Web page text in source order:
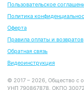
Пользовательское
Политика
Оферта
Правила оплаты и возвратов
Обратная связь
Видеоинструкция
© 2017 – 2026, Общество с
УНП 790867878, ОКПО